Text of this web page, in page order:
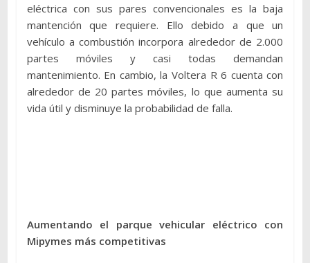
eléctrica con sus pares convencionales es la baja
mantención que requiere. Ello debido a que un
vehículo a combustión incorpora alrededor de 2.000
partes móviles y casi todas demandan
mantenimiento. En cambio, la Voltera R 6 cuenta con
alrededor de 20 partes móviles, lo que aumenta su
vida útil y disminuye la probabilidad de falla.
Aumentando el parque vehicular eléctrico con
Mipymes más competitivas